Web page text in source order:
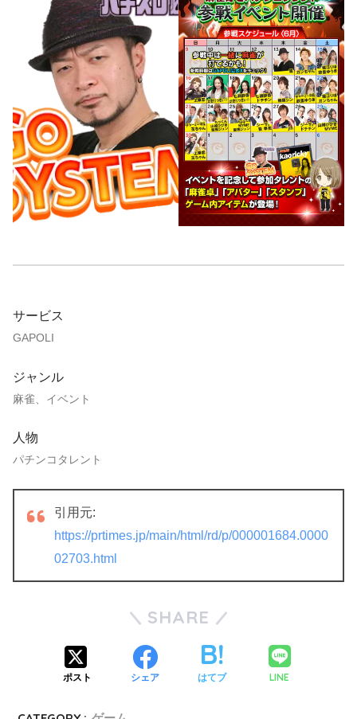
サービス
GAPOLI
ジャンル
麻雀、イベント
人物
パチンコタレント
引用元:
https://prtimes.jp/main/html/rd/p/000001684.0000
02703.html
SHARE
ポスト シェア はてブ LINE